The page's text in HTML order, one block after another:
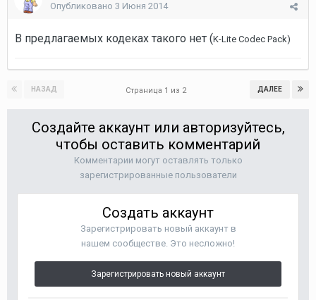
Опубликовано 3 Июня 2014
В предлагаемых кодеках такого нет (K-Lite Codec Pack)
НАЗАД ДАЛЕЕ
Страница 1 из 2
Создайте аккаунт или авторизуйтесь,
чтобы оставить комментарий
Комментарии могут оставлять только
зарегистрированные пользователи
Создать аккаунт
Зарегистрировать новый аккаунт в
нашем сообществе. Это несложно!
Зарегистрировать новый аккаунт